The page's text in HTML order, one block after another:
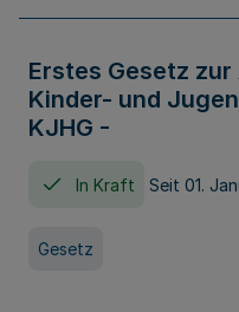
Erstes Gesetz
Kinder- und
KJHG -
In Kraft Seit 01.
Gesetz